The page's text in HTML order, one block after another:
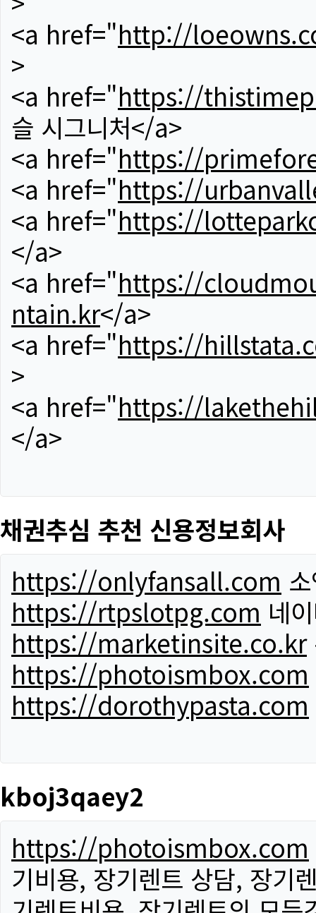
<a href="http://
>
<a href="https://
슬 시그니처</a>
<a href="https://
<a href="https://
<a href="https://
</a>
<a href="https://
ntain.kr</a>
<a href="https://
>
<a href="https://
</a>
채권추심 추천 신용정보회사
https://onlyfansall.com
https://rtpslotpg.com 네
https://marketinsite.co.kr
https://photoismbox.com
https://dorothypasta.com
kboj3qaey2
https://photoismbox.com
기비용, 장기렌트 상담, 장기